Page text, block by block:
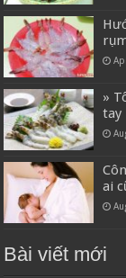
»
tay
ai
Bài viết mới